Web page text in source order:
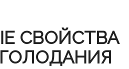
СВОЙСТВА